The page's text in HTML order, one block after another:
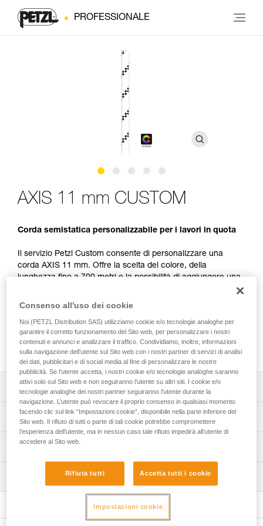
PROFESSIONALE
AXIS 11 mm CUSTOM
Corda semistatica personalizzabile per i lavori in quota
Il servizio Petzl Custom consente di personalizzare una
corda AXIS 11 mm. Offre la scelta del colore, della
lunghezza fino a 700 metri e la possibilità di aggiungere una
estremità. Le marcature di capocorda possono anche
termoretraibile o con un puntale rigido marcato al laser. La
corda AXIS 11 mm CUSTOM è confezionata singolarmente
per una soluzione pronta all’uso.
Descrizione
Scelta del colore della corda: bianco, giallo, nero, blu,
rosso o arancio.
Scelta della lunghezza della corda: possibilità di ordinare
- una terminazione cucita manufatta ad entrambe le
Specifiche tecniche
Diametro: 11 mm
Certificazione(i): CE EN 1891 type A, UKCA, NFPA 2500
Technical Use, EAC, XF 494: FZL-S-Q11, ANSI Z459.1
Peso al metro: 82 g
Resistenza con nodo a otto: 19 kN
Informazioni tecniche
Dichiarazione di conformità
Scarica il pdf UKCA-Declaration-R074YAXX-AXIS
Scarica il pdf UE-declaration-R074-AXIS
Procedura di verifica del DPI
Scarica il pdf verif-EPI-cordes-procedure-IT
Consenso all'uso dei cookie
Noi (PETZL Distribution SAS) utilizziamo cookie e/o tecnologie analoghe per
garantire il corretto funzionamento del Sito web, per personalizzare i nostri
contenuti e annunci e analizzare il traffico. Condividiamo, inoltre, informazioni
sulla navigazione dell’utente sul Sito web con i nostri partner di servizi di analisi
dei dati, pubblicitari e di social media al fine di personalizzare le nostre
pubblicità. Se l’utente accetta, i nostri cookie e/o tecnologie analoghe saranno
attivi solo sul Sito web e non seguiranno l’utente su altri siti. I cookie e/o
tecnologie analoghe dei nostri partner seguiranno l’utente durante la
navigazione. L’utente può revocare il proprio consenso in qualsiasi momento
facendo clic sul link “Impostazioni cookie”, disponibile nella parte inferiore del
Sito web. Il rifiuto di tutti o parte di tali cookie potrebbe compromettere
l’esperienza dell’utente, ma in nessun caso tale rifiuto impedirà all’utente di
accedere al Sito web.
Rifiuta tutti Accetta tutti i cookie
Impostazioni cookie